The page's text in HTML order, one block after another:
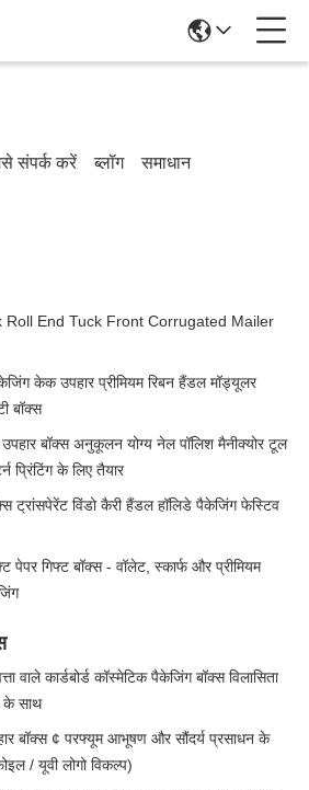
संपर्क करें ब्लॉग समाधान
Roll End Tuck Front Corrugated Mailer
केक उपहार प्रीमियम रिबन हैंडल मॉड्यूलर
बॉक्स
उपहार बॉक्स अनुकूलन योग्य नेल पॉलिश मैनीक्योर टूल
प्रिंटिंग के लिए तैयार
ट्रांसपेरेंट विंडो कैरी हैंडल हॉलिडे पैकेजिंग फेस्टिव
पेपर गिफ्ट बॉक्स - वॉलेट, स्कार्फ और प्रीमियम
वाले कार्डबोर्ड कॉस्मेटिक पैकेजिंग बॉक्स विलासिता
के साथ
बॉक्स ¢ परफ्यूम आभूषण और सौंदर्य प्रसाधन के
/ यूवी लोगो विकल्प)